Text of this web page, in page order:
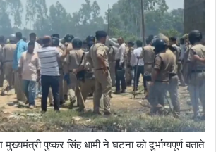
पुष्कर सिंह धामी ने घटना को दुर्भाग्यपूर्ण बताते